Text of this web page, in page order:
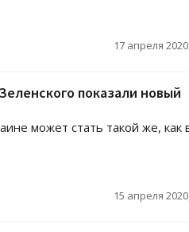
17 апреля
показали новый
может стать такой же, как
15 апреля